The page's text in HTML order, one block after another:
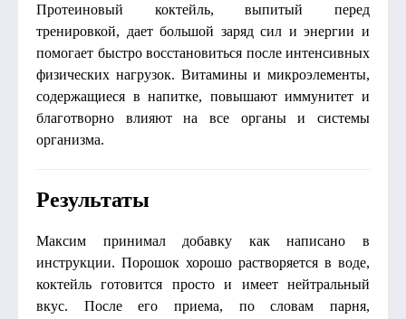
Протеиновый коктейль, выпитый перед
тренировкой, дает большой заряд сил и энергии и
помогает быстро восстановиться после интенсивных
физических нагрузок. Витамины и микроэлементы,
содержащиеся в напитке, повышают иммунитет и
благотворно влияют на все органы и системы
организма.
Результаты
Максим принимал добавку как написано в
инструкции. Порошок хорошо растворяется в воде,
коктейль готовится просто и имеет нейтральный
вкус. После его приема, по словам парня,